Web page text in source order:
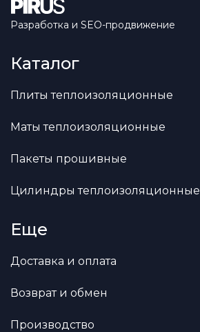
Разработка и SEO-продвижение
Каталог
Плиты теплоизоляционные
Маты теплоизоляционные
Пакеты прошивные
Цилиндры теплоизоляционные
Еще
Доставка и оплата
Возврат и обмен
Производство